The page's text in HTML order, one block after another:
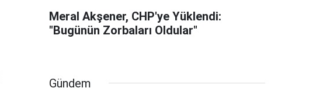
Meral Akşener, CHP'ye Yüklendi:
"Bugünün Zorbaları Oldular"
Gündem